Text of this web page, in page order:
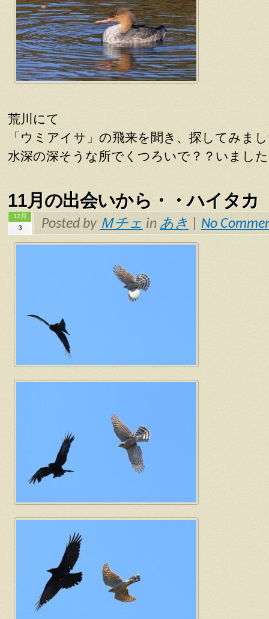
荒川にて
「ウミアイサ」の飛来を聞き、探してみま
水深の深そうな所でくつろいで？？いまし
11月の出会いから・・ハイタカ
12月
3 Posted by Ｍチェ in あき No